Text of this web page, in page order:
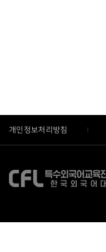
개인정보처리방침